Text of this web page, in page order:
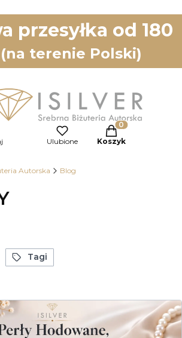
przesyłka od 180
(na terenie Polski)
wyszukiwarkę
Ulubione
Produkty w
Koszyk
Autorska Blog
Tagi